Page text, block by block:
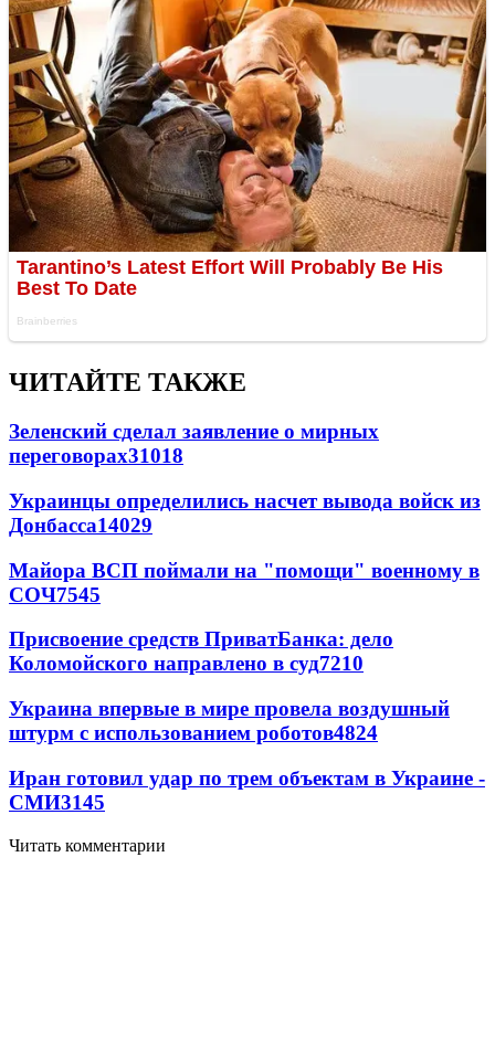
ЧИТАЙТЕ ТАКЖЕ
Зеленский сделал заявление о мирных
переговорах31018
Украинцы определились насчет вывода войск из
Донбасса14029
Майора ВСП поймали на "помощи" военному в
СОЧ7545
Присвоение средств ПриватБанка: дело
Коломойского направлено в суд7210
Украина впервые в мире провела воздушный
штурм с использованием роботов4824
Иран готовил удар по трем объектам в Украине -
СМИ3145
Читать комментарии